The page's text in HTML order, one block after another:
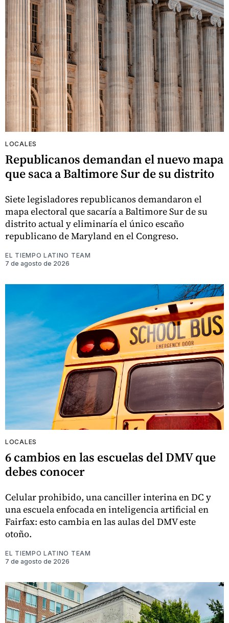
LOCALES
Republicanos demandan el nuevo mapa
que saca a Baltimore Sur de su distrito
Siete legisladores republicanos demandaron el
mapa electoral que sacaría a Baltimore Sur de su
distrito actual y eliminaría el único escaño
republicano de Maryland en el Congreso.
EL TIEMPO LATINO TEAM
7 de agosto de 2026
LOCALES
6 cambios en las escuelas del DMV que
debes conocer
Celular prohibido, una canciller interina en DC y
una escuela enfocada en inteligencia artificial en
Fairfax: esto cambia en las aulas del DMV este
otoño.
EL TIEMPO LATINO TEAM
7 de agosto de 2026